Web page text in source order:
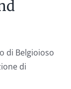
di Belgioioso
di